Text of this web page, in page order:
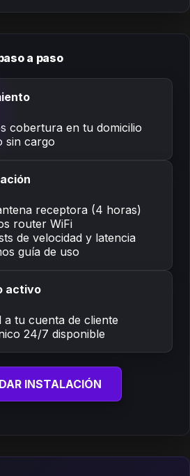
a paso
cobertura en tu domicilio
sin cargo
receptora (4 horas)
router WiFi
de velocidad y latencia
guía de uso
activo
a tu cuenta de cliente
24/7 disponible
INSTALACIÓN